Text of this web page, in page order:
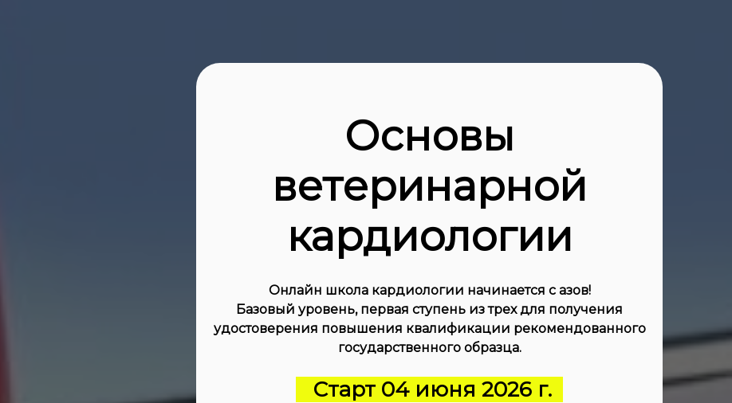
Основы
ветеринарной
кардиологии
Онлайн школа кардиологии начинается с азов!
Базовый уровень, первая ступень из трех для получения
удостоверения повышения квалификации рекомендованного
государственного образца.
Старт 04 июня 2026 г.